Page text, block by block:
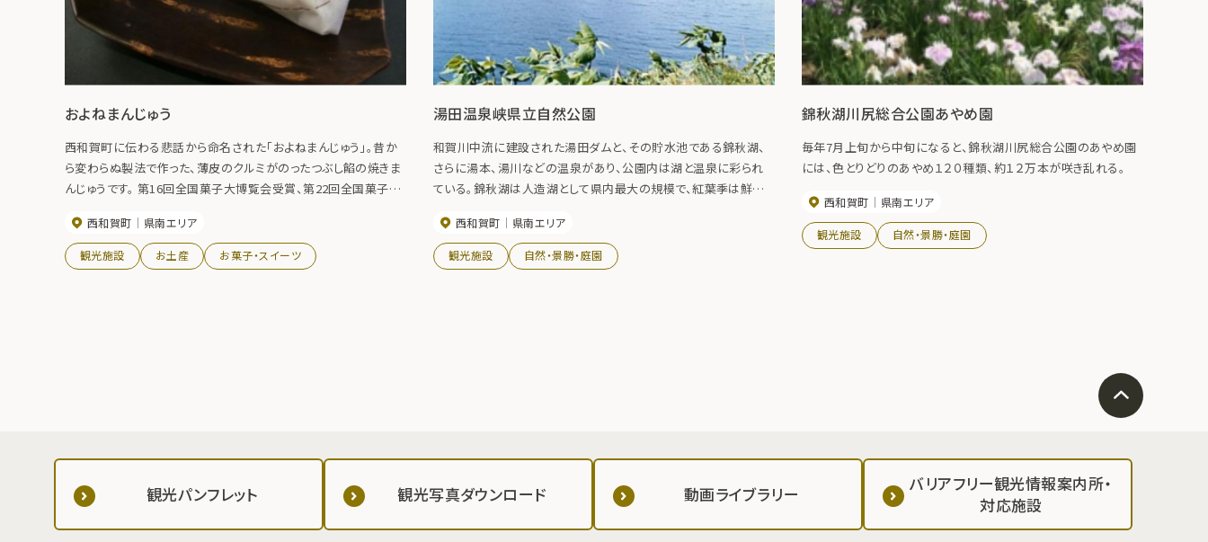
およねまんじゅう
西和賀町に伝わる悲話から命名された「およねまんじゅう」。昔か
ら変わらぬ製法で作った、薄皮のクルミがのったつぶし餡の焼きま
んじゅうです。 第16回全国菓子大博覧会受賞、第22回全国菓子大
西和賀町 県南エリア
観光施設 お土産 お菓子・スイーツ
湯田温泉峡県立自然公園
和賀川中流に建設された湯田ダムと、その貯水池である錦秋湖、
さらに湯本、湯川などの温泉があり、公園内は湖と温泉に彩られ
ている。錦秋湖は人造湖として県内最大の規模で、紅葉季は鮮や
ス。紅葉の見頃 10月上旬～10月下旬
西和賀町 県南エリア
観光施設 自然・景勝・庭園
錦秋湖川尻総合公園あやめ園
毎年7月上旬から中旬になると、錦秋湖川尻総合公園のあやめ園
には、色とりどりのあやめ１２０種類、約１２万本が咲き乱れる。
西和賀町 県南エリア
観光施設 自然・景勝・庭園
観光パンフレット 観光写真ダウンロード 動画ライブラリー
バリアフリー観光情報案内所・
対応施設